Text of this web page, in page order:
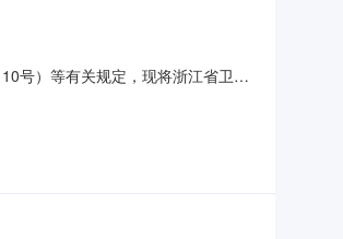
号）等有关规定，现将浙江省卫生
数量/单位：1预算金额（元）：